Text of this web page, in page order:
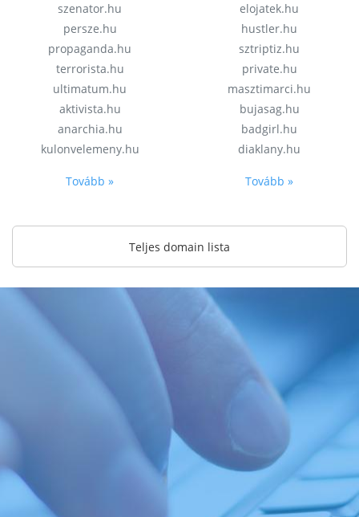
szenator.hu
persze.hu
propaganda.hu
terrorista.hu
ultimatum.hu
aktivista.hu
anarchia.hu
kulonvelemeny.hu
Tovább »
elojatek.hu
hustler.hu
sztriptiz.hu
private.hu
masztimarci.hu
bujasag.hu
badgirl.hu
diaklany.hu
Tovább »
Teljes domain lista